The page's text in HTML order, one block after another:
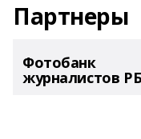
Партнеры
Фотобанк
журналистов РБ